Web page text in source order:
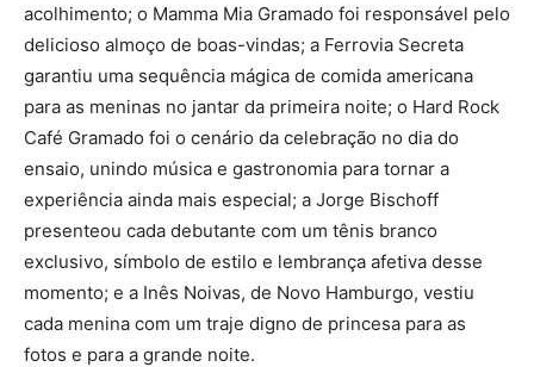
acolhimento; o Mamma Mia Gramado foi responsável pelo
delicioso almoço de boas-vindas; a Ferrovia Secreta
garantiu uma sequência mágica de comida americana
para as meninas no jantar da primeira noite; o Hard Rock
Café Gramado foi o cenário da celebração no dia do
ensaio, unindo música e gastronomia para tornar a
experiência ainda mais especial; a Jorge Bischoff
presenteou cada debutante com um tênis branco
exclusivo, símbolo de estilo e lembrança afetiva desse
momento; e a Inês Noivas, de Novo Hamburgo, vestiu
cada menina com um traje digno de princesa para as
fotos e para a grande noite.